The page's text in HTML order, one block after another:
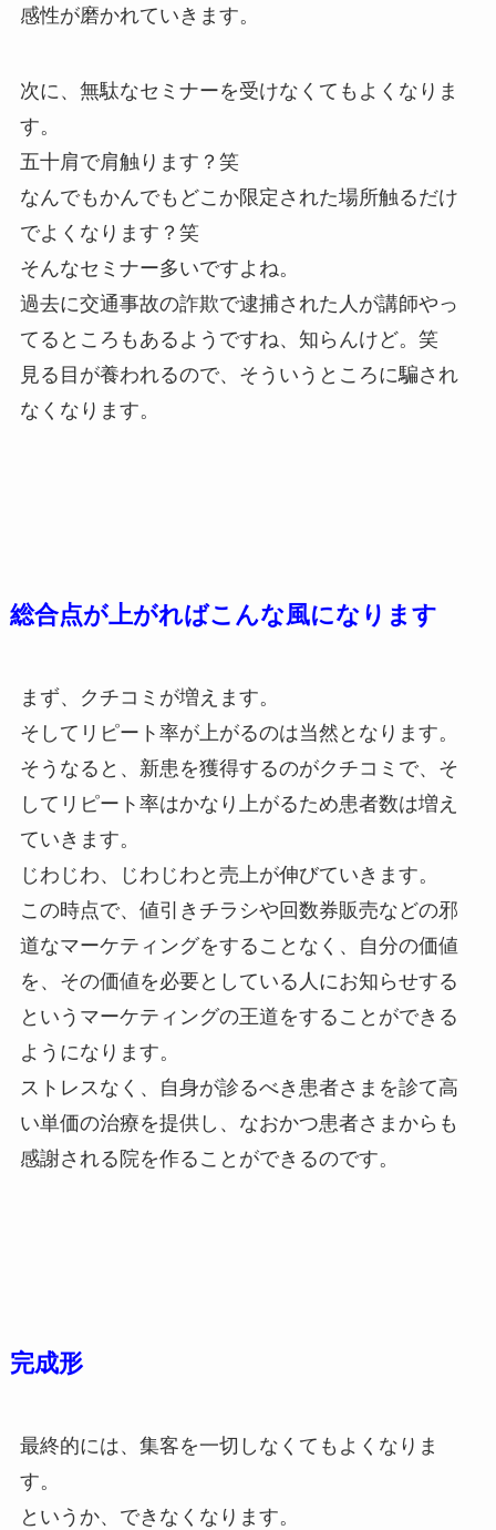
感性が磨かれていきます。
次に、無駄なセミナーを受けなくてもよくなりま
す。
五十肩で肩触ります？笑
なんでもかんでもどこか限定された場所触るだけ
でよくなります？笑
そんなセミナー多いですよね。
過去に交通事故の詐欺で逮捕された人が講師やっ
てるところもあるようですね、知らんけど。笑
見る目が養われるので、そういうところに騙され
なくなります。
総合点が上がればこんな風になります
まず、クチコミが増えます。
そしてリピート率が上がるのは当然となります。
そうなると、新患を獲得するのがクチコミで、そ
してリピート率はかなり上がるため患者数は増え
ていきます。
じわじわ、じわじわと売上が伸びていきます。
この時点で、値引きチラシや回数券販売などの邪
道なマーケティングをすることなく、自分の価値
を、その価値を必要としている人にお知らせする
というマーケティングの王道をすることができる
ようになります。
ストレスなく、自身が診るべき患者さまを診て高
い単価の治療を提供し、なおかつ患者さまからも
感謝される院を作ることができるのです。
完成形
最終的には、集客を一切しなくてもよくなりま
す。
というか、できなくなります。